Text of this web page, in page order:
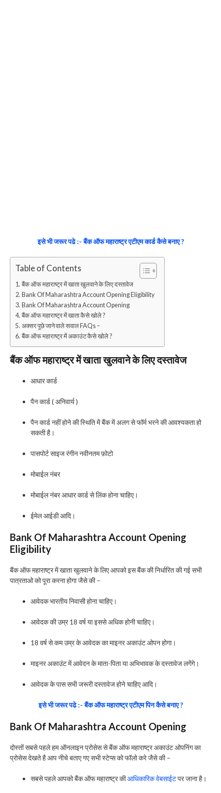
इसे भी जरूर पढे :- बैंक ऑफ महाराष्ट्र एटीएम कार्ड कैसे बनाए ?
Table of Contents
बैंक ऑफ महाराष्ट्र में खाता खुलवाने के लिए दस्तावेज
Bank Of Maharashtra Account Opening Eligibility
Bank Of Maharashtra Account Opening
बैंक ऑफ महाराष्ट्र में खाता कैसे खोले ?
अक्सर पूछे जाने वाले सवाल FAQs –
बैंक ऑफ महाराष्ट्र में अकाउंट कैसे खोले ?
बैंक ऑफ महाराष्ट्र में खाता खुलवाने के लिए दस्तावेज
आधार कार्ड
पैन कार्ड ( अनिवार्य )
पैन कार्ड नहीं होने की स्थिति में बैंक में अलग से फॉर्म भरने की आवश्यकता हो
सकती है।
पासपोर्ट साइज रंगीन नवीनतम फ़ोटो
मोबाईल नंबर
मोबाईल नंबर आधार कार्ड से लिंक होना चाहिए।
ईमेल आईडी आदि।
Bank Of Maharashtra Account Opening
Eligibility
बैंक ऑफ महाराष्ट्र में खाता खुलवाने के लिए आपको इस बैंक की निर्धारित की गई सभी
पात्रताओ को पूरा करना होगा जैसे की –
आवेदक भारतीय निवासी होना चाहिए।
आवेदक की उम्र 18 वर्ष या इससे अधिक होनी चाहिए।
18 वर्ष से कम उम्र के आवेदक का माइनर अकाउंट ओपन होगा।
माइनर अकाउंट में आवेदन के माता-पिता या अभिभावक के दस्तावेज लगेंगे।
आवेदक के पास सभी जरूरी दस्तावेज होने चाहिए आदि।
इसे भी जरूर पढे :- बैंक ऑफ महाराष्ट्र एटीएम पिन कैसे बनाए ?
Bank Of Maharashtra Account Opening
दोस्तों सबसे पहले हम ऑनलाइन प्रोसेस से बैंक ऑफ महाराष्ट्र अकाउंट ओपनिंग का
प्रोसेस देखते है आप नीचे बताए गए सभी स्टेप्स को फॉलो करे जैसे की –
सबसे पहले आपको बैंक ऑफ महाराष्ट्र कीआधिकारिक वेबसाईटपर जाना है।